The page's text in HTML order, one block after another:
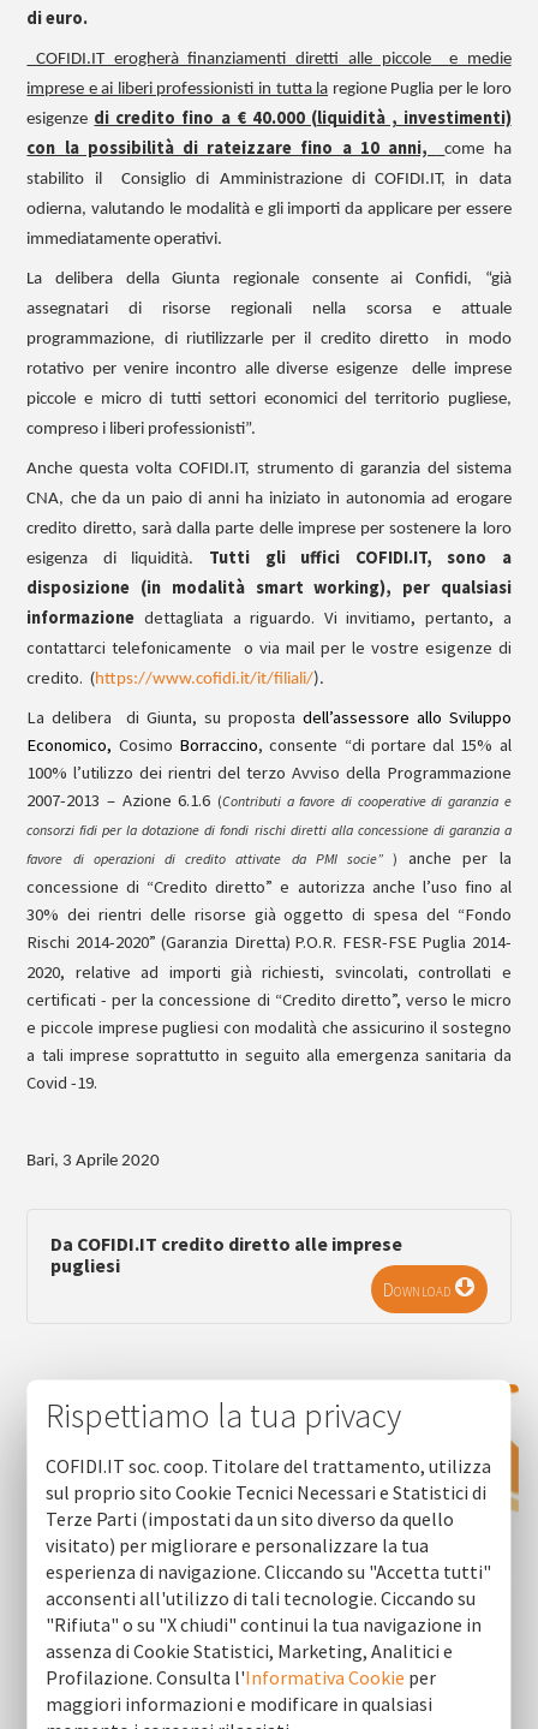
di euro.
COFIDI.IT erogherà finanziamenti diretti alle piccole
e medie
imprese e ai liberi professionisti in tutta la regione Puglia per le loro
esigenze di credito fino a € 40.000 (liquidità , investimenti)
con la possibilità di rateizzare fino a 10 anni,
come ha
stabilito il
Consiglio di Amministrazione di COFIDI.IT, in data
odierna, valutando le modalità e gli importi da applicare per essere
immediatamente operativi.
La delibera della Giunta regionale consente ai Confidi, “già
assegnatari di risorse regionali nella scorsa e attuale
programmazione, di riutilizzarle per il credito diretto in modo
rotativo per venire incontro alle diverse esigenze delle imprese
piccole e micro di tutti settori economici del territorio pugliese,
compreso i liberi professionisti”.
Anche questa volta COFIDI.IT, strumento di garanzia del sistema
CNA, che da un paio di anni ha iniziato in autonomia ad erogare
credito diretto, sarà dalla parte delle imprese per sostenere la loro
esigenza di liquidità. Tutti gli uffici COFIDI.IT, sono a
disposizione (in modalità smart working), per qualsiasi
informazione dettagliata a riguardo. Vi invitiamo, pertanto, a
contattarci telefonicamente
o via mail per le vostre esigenze di
credito. (https://www.cofidi.it/it/filiali/).
La delibera di Giunta, su proposta dell’assessore allo Sviluppo
Economico, Cosimo Borraccino, consente “di portare dal 15% al
100% l’utilizzo dei rientri del terzo Avviso della Programmazione
2007-2013 – Azione 6.1.6 (Contributi a favore di cooperative di garanzia e
consorzi fidi per la dotazione di fondi rischi diretti alla concessione di garanzia a
favore di operazioni di credito attivate da PMI socie”)
anche per la
concessione di “Credito diretto” e autorizza anche l’uso fino al
30% dei rientri delle risorse già oggetto di spesa del “Fondo
Rischi 2014-2020” (Garanzia Diretta) P.O.R. FESR-FSE Puglia 2014-
2020, relative ad importi già richiesti, svincolati, controllati e
certificati - per la concessione di “Credito diretto”, verso le micro
e piccole imprese pugliesi con modalità che assicurino il sostegno
a tali imprese soprattutto in seguito alla emergenza sanitaria da
Covid -19.
Bari, 3 Aprile 2020
Da COFIDI.IT credito diretto alle imprese
pugliesi
Download
Rispettiamo la tua privacy
COFIDI.IT soc. coop. Titolare del trattamento, utilizza
sul proprio sito Cookie Tecnici Necessari e Statistici di
Terze Parti (impostati da un sito diverso da quello
visitato) per migliorare e personalizzare la tua
esperienza di navigazione. Cliccando su "Accetta tutti"
acconsenti all'utilizzo di tali tecnologie. Ciccando su
"Rifiuta" o su "X chiudi" continui la tua navigazione in
assenza di Cookie Statistici, Marketing, Analitici e
Profilazione. Consulta l'Informativa Cookie per
maggiori informazioni e modificare in qualsiasi